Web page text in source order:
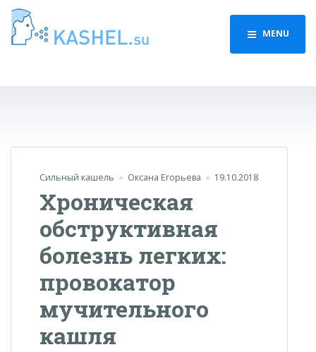
MENU
Сильный кашель Оксана Егорьева 19.10.2018
Хроническая
обструктивная
болезнь легких:
провокатор
мучительного
кашля